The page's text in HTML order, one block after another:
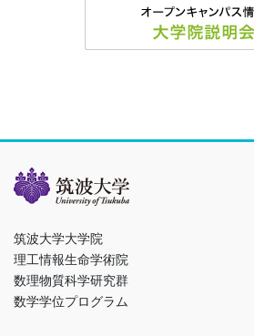
筑波大学大学院
理工情報生命学術院
数理物質科学研究群
数学学位プログラム